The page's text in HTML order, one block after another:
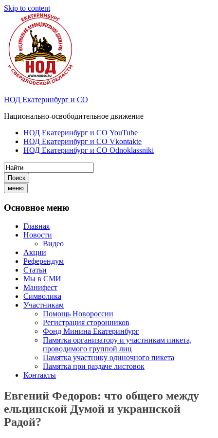
Skip to content
НОД Екатеринбург и СО
Национально-освободительное движение
НОД Екатеринбург и СО YouTube
НОД Екатеринбург и СО Vkontakte
НОД Екатеринбург и СО Odnoklassniki
Поиск
меню
Основное меню
Главная
Новости
Видео
Акции
Референдум
Статьи
Мы в СМИ
Манифест
Символика
Участникам
Помощь Новороссии
Регистрация сторонников
Фонд Минина Екатеринбург
Памятка организатору и участникам пикета,
проводимого группой лиц
Памятка участнику одиночного пикета
Памятка при раздаче листовок
Контакты
Евгений Федоров: что общего между
ельцинской Думой и украинской
Радой?